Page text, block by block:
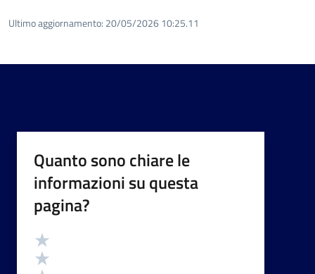
Ultimo aggiornamento: 20/05/2026 10:25.11
Quanto sono chiare le
informazioni su questa
pagina?
Valutazione